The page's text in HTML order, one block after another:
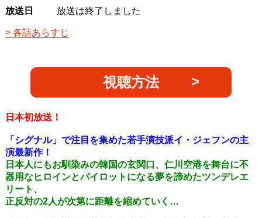
放送日 放送は終了しました
各話あらすじ
視聴方法
日本初放送！
「シグナル」で注目を集めた若手演技派イ・ジェフンの主
演最新作！
日本人にもお馴染みの韓国の玄関口、仁川空港を舞台に不
器用なヒロインとパイロットになる夢を諦めたツンデレエ
リート、
正反対の2人が次第に距離を縮めていく…